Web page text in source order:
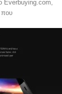
Everbuying.com,
που